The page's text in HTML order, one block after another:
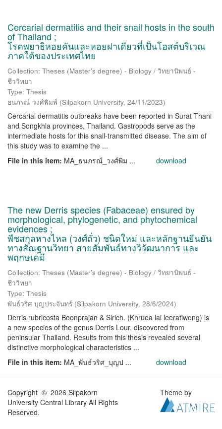
Cercarial dermatitis and their snail hosts in the south
of Thailand ;
โรคพยาธิหอยคันและหอยฝาเดียวที่เป็นโฮสต์บริเวณ
ภาคใต้ของประเทศไทย
Collection: Theses (Master's degree) - Biology / วิทยานิพนธ์ -
ชีววิทยา
Type: Thesis
ธนภรณ์ วงศ์พิมพ์ (Silpakorn University, 24/11/2023)
Cercarial dermatitis outbreaks have been reported in Surat Thani
and Songkhla provinces, Thailand. Gastropods serve as the
intermediate hosts for this snail-transmitted disease. The aim of
this study was to examine the ...
File in this item: MA_ธนภรณ์_วงศ์พิม ... download
The new Derris species (Fabaceae) ensured by
morphological, phylogenetic, and phytochemical
evidences ;
พืชสกุลหางไหล (วงศ์ถั่ว) ชนิดใหม่ และหลักฐานยืนยัน
ทางสัณฐานวิทยา สายสัมพันธ์ทางวิวัฒนาการ และ
พฤกษเคมี
Collection: Theses (Master's degree) - Biology / วิทยานิพนธ์ -
ชีววิทยา
Type: Thesis
พันธ์วริศ บุญประจันทร์ (Silpakorn University, 28/6/2024)
Derris rubricosta Boonprajan & Sirich. (Khruea lai leeratiwong) is
a new species of the genus Derris Lour. discovered from
peninsular Thailand. Results from this thesis revealed several
distinctive morphological characteristics ...
File in this item: MA_พันธ์วริศ_บุญป ... download
Copyright © 2026 Silpakorn
University Central Library All Rights
Reserved.
Theme by